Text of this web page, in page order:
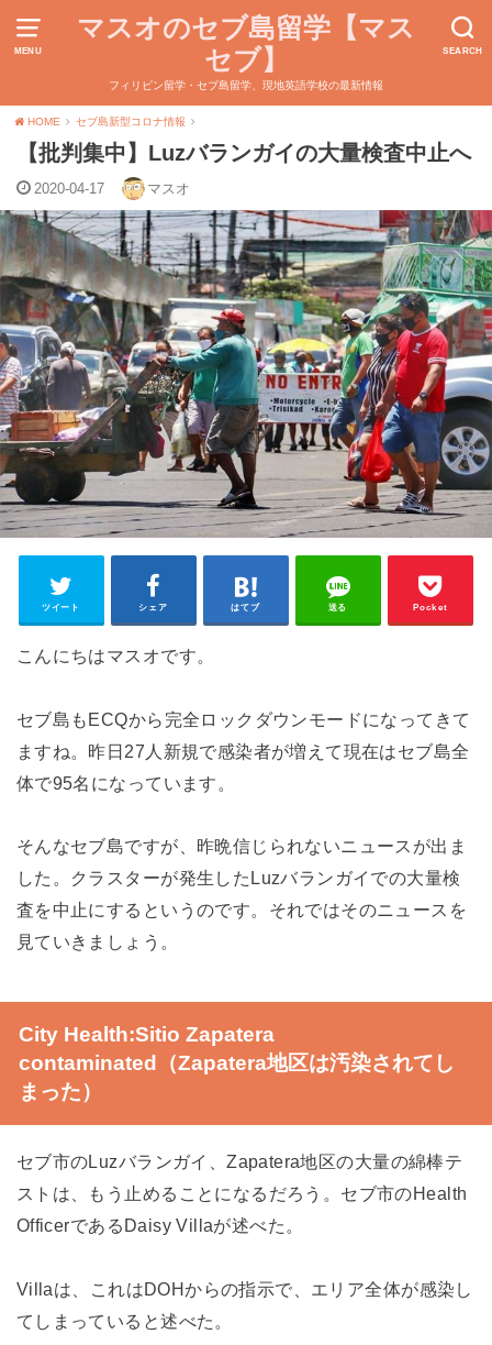
MENU SEARCH
マスオのセブ島留学【マス
セブ】
フィリピン留学・セブ島留学、現地英語学校の最新情報
HOME セブ島新型コロナ情報
【批判集中】Luzバランガイの大量検査中止へ
2020-04-17 マスオ
ツイート シェア はてブ 送る Pocket
こんにちはマスオです。
セブ島もECQから完全ロックダウンモードになってきて
ますね。昨日27人新規で感染者が増えて現在はセブ島全
体で95名になっています。
そんなセブ島ですが、昨晩信じられないニュースが出ま
した。クラスターが発生したLuzバランガイでの大量検
査を中止にするというのです。それではそのニュースを
見ていきましょう。
City Health:Sitio Zapatera
contaminated（Zapatera地区は汚染されてし
まった）
セブ市のLuzバランガイ、Zapatera地区の大量の綿棒テ
ストは、もう止めることになるだろう。セブ市のHealth
OfficerであるDaisy Villaが述べた。
Villaは、これはDOHからの指示で、エリア全体が感染し
てしまっていると述べた。